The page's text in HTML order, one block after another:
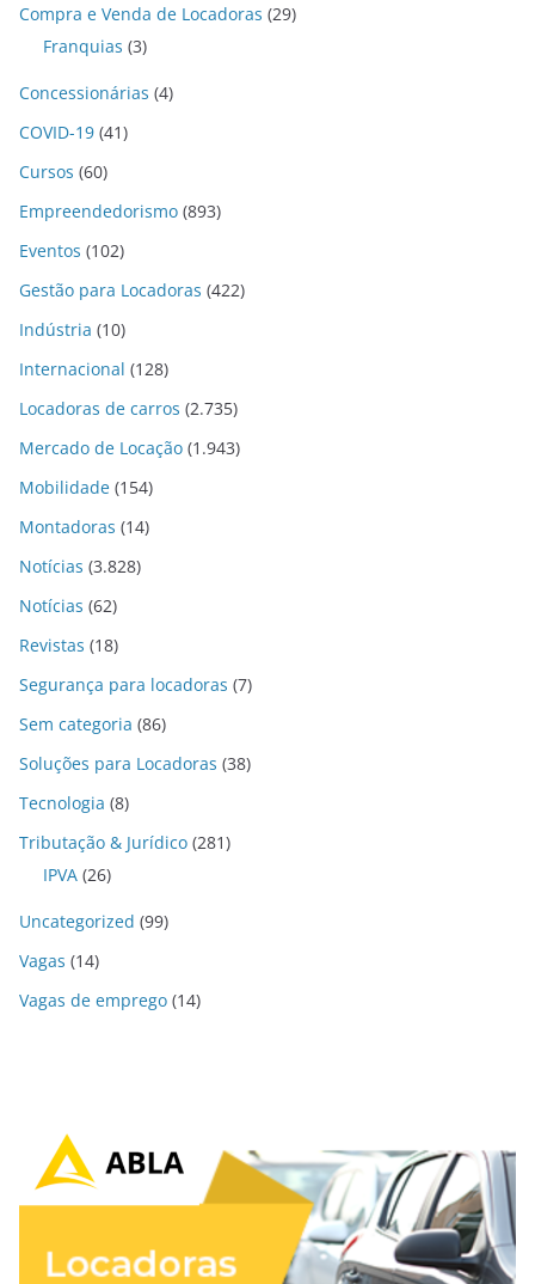
Compra e Venda de Locadoras (29)
Franquias (3)
Concessionárias (4)
COVID-19 (41)
Cursos (60)
Empreendedorismo (893)
Eventos (102)
Gestão para Locadoras (422)
Indústria (10)
Internacional (128)
Locadoras de carros (2.735)
Mercado de Locação (1.943)
Mobilidade (154)
Montadoras (14)
Notícias (3.828)
Notícias (62)
Revistas (18)
Segurança para locadoras (7)
Sem categoria (86)
Soluções para Locadoras (38)
Tecnologia (8)
Tributação & Jurídico (281)
IPVA (26)
Uncategorized (99)
Vagas (14)
Vagas de emprego (14)